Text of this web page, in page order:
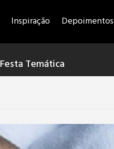
Inspiração Depoimentos
Festa Temática